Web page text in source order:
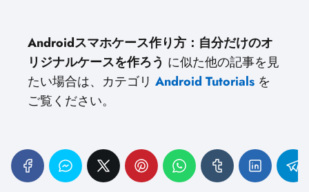
Androidスマホケース作り方：自分だけのオ
リジナルケースを作ろう に似た他の記事を見
たい場合は、カテゴリ Android Tutorials を
ご覧ください。